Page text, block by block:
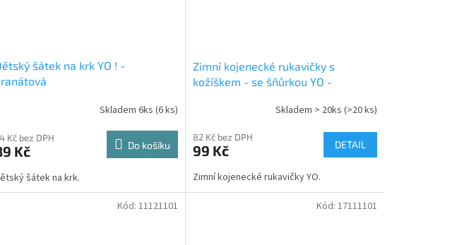
šátek na krk YO ! -
Skladem 6ks (6 ks)
Kč bez DPH
Kč Do košíku
šátek na krk.
Zimní kojenecké rukavičky s
kožíškem - se šňůrkou YO -
Skladem > 20ks (>20 ks)
82 Kč bez DPH
99 Kč DETAIL
Zimní kojenecké rukavičky YO.
Kód: 11121101 Kód: 17111101